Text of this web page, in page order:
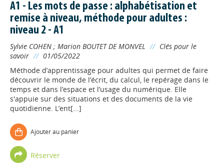
A1 - Les mots de passe : alphabétisation et
remise à niveau, méthode pour adultes :
niveau 2 - A1
Sylvie COHEN ; Marion BOUTET DE MONVEL // Clés pour le
savoir // 01/05/2022
Méthode d’apprentissage pour adultes qui permet de faire
découvrir le monde de l’écrit, du calcul, le repérage dans le
temps et dans l’espace et l’usage du numérique. Elle
s'appuie sur des situations et des documents de la vie
quotidienne. L’ent[...]
Ajouter au panier
Réserver